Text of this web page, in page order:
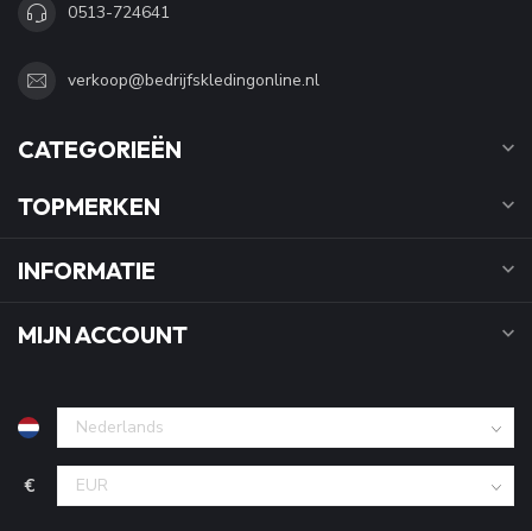
0513-724641
verkoop@bedrijfskledingonline.nl
CATEGORIEËN
TOPMERKEN
INFORMATIE
MIJN ACCOUNT
€